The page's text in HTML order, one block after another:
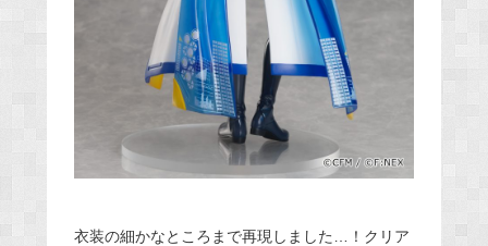
衣装の細かなところまで再現しました…！クリア